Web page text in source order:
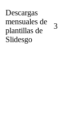
Descargas
mensuales de
plantillas de
Slidesgo
3